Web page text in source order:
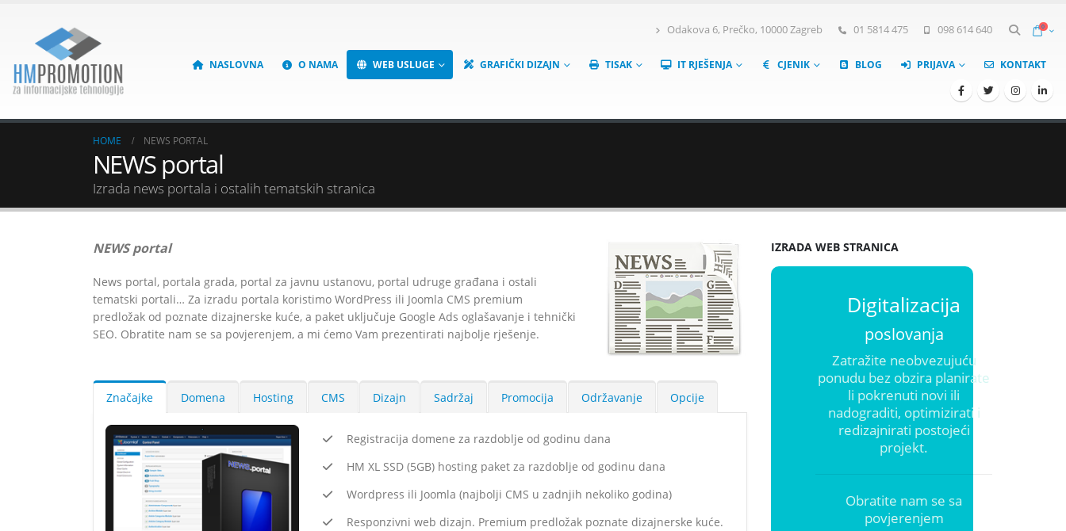
Odakova 6, Prečko, 10000 Zagreb 01 5814 475 098 614 640 0
NASLOVNA O NAMA WEB USLUGE GRAFIČKI DIZAJN TISAK IT RJEŠENJA CJENIK BLOG PRIJAVA KONTAKT
HOME NEWS PORTAL
NEWS portal
Izrada news portala i ostalih tematskih stranica
NEWS portal
News portal, portala grada, portal za javnu ustanovu, portal udruge građana i ostali
tematski portali… Za izradu portala koristimo WordPress ili Joomla CMS premium
predložak od poznate dizajnerske kuće, a paket uključuje Google Ads oglašavanje i tehnički
SEO. Obratite nam se sa povjerenjem, a mi ćemo Vam prezentirati najbolje rješenje.
Značajke Domena Hosting CMS Dizajn Sadržaj Promocija Održavanje Opcije
Registracija domene za razdoblje od godinu dana
HM XL SSD (5GB) hosting paket za razdoblje od godinu dana
Wordpress ili Joomla (najbolji CMS u zadnjih nekoliko godina)
Responzivni web dizajn. Premium predložak poznate dizajnerske kuće.
IZRADA WEB STRANICA
Digitalizacija
poslovanja
Zatražite neobvezujuću
ponudu bez obzira planirate
li pokrenuti novi ili
nadograditi, optimizirati i
redizajnirati postojeći
projekt.
Obratite nam se sa
povjerenjem